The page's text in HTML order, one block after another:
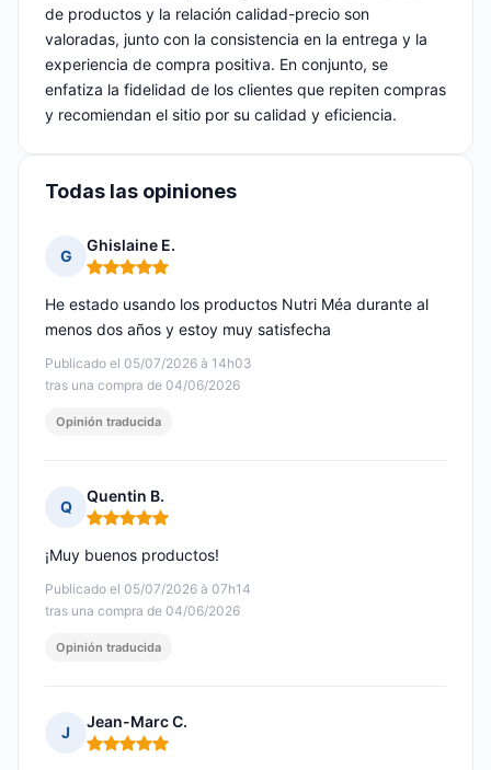
de productos y la relación calidad-precio son
valoradas, junto con la consistencia en la entrega y la
experiencia de compra positiva. En conjunto, se
enfatiza la fidelidad de los clientes que repiten compras
y recomiendan el sitio por su calidad y eficiencia.
Todas las opiniones
G
Ghislaine E.
Nota: 5 de 5
Publicado el 05/07/2026 à 14h03
tras una compra de 04/06/2026
He estado usando los productos Nutri Méa durante al
menos dos años y estoy muy satisfecha
Opinión traducida
Q
Quentin B.
Nota: 5 de 5
Publicado el 05/07/2026 à 07h14
tras una compra de 04/06/2026
¡Muy buenos productos!
Opinión traducida
J
Jean-Marc C.
Nota: 5 de 5